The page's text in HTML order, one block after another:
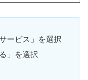
ービス」を選択
」を選択